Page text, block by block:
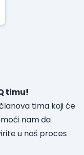
timu!
tima koji će
nam da
u naš proces